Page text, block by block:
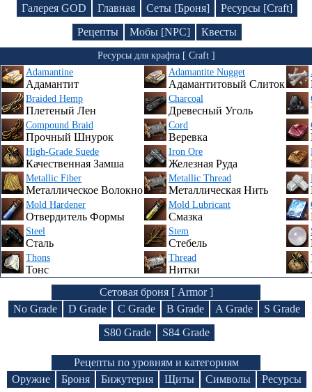
Галерея GOD Главная Сеты [Броня]
Ресурсы [Craft]
Рецепты
Мобы [NPC] Квесты
Ресурсы для крафта [ Craft ]
Adamantine
Адамантит
Adamantite Nugget
Адамантитовый Слиток
Braided Hemp
Плетеный Лен
Charcoal
Древесный Уголь
Compound Braid
Прочный Шнурок
Cord
Веревка
High-Grade Suede
Качественная Замша
Iron Ore
Железная Руда
Metallic Fiber
Металлическое Волокно
Metallic Thread
Металлическая Нить
Mold Hardener
Отвердитель Формы
Mold Lubricant
Смазка
Steel
Сталь
Stem
Стебель
Thons
Тонс
Thread
Нитки
Сетовая броня [ Armor ]
No Grade
D Grade C Grade B Grade A Grade
S Grade
S80 Grade
S84 Grade
Рецепты по уровням и категориям
Оружие
Броня Бижутерия Щиты Символы
Ресурсы